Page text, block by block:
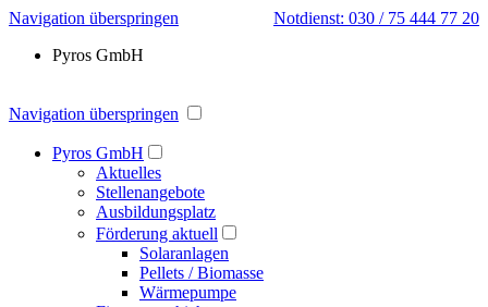
Notdienst: 030 / 75 444 77 20
Navigation überspringen
Pyros GmbH
Navigation überspringen
Pyros GmbH
Aktuelles
Stellenangebote
Ausbildungsplatz
Förderung aktuell
Solaranlagen
Pellets / Biomasse
Wärmepumpe